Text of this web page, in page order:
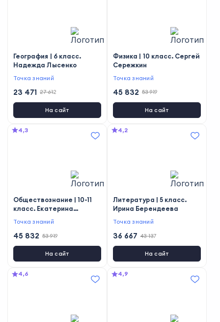
География | 6 класс.
Надежда Лысенко
Точка знаний
23 471 27 612
На сайт
Физика | 10 класс. Сергей
Сережкин
Точка знаний
45 832 53 919
На сайт
4,3
Обществознание | 10-11
класс. Екатерина
Горошенкина
Точка знаний
45 832 53 919
На сайт
4,2
Литература | 5 класс.
Ирина Берендеева
Точка знаний
36 667 43 137
На сайт
4,6 4,9